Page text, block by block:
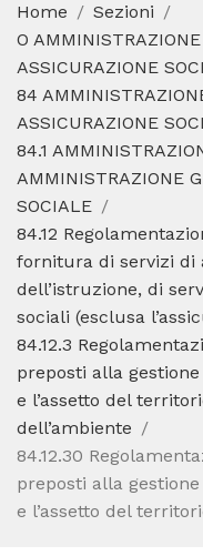
SEZIONI
CODICE ATECO A
CODICE FISCALE
Home
Sezioni
O
ASSICURAZIONE
84
ASSICURAZIONE
84.1
AMMINISTRAZIONE
SOCIALE
84.12
fornitura di servizi di
dell’istruzione, di
sociali (esclusa
84.12.3
preposti alla
e l’assetto del
dell’ambiente
84.12.30
preposti alla
e l’assetto del